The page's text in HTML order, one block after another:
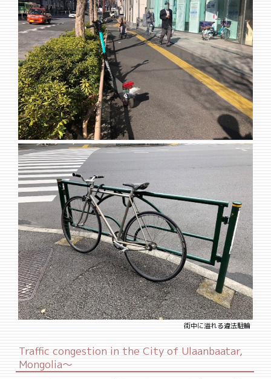
街中に溢れる違法駐輪
Traffic congestion in the City of Ulaanbaatar,
Mongolia～